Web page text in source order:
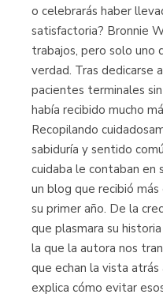
o celebrarás haber
satisfactoria? Bronnie
trabajos, pero solo uno
verdad. Tras dedicarse
pacientes terminales
había recibido mucho
Recopilando
sabiduría y sentido
cuidaba le contaban en
un blog que recibió
su primer año. De la
que plasmara su
la que la autora nos
que echan la vista
explica cómo evitar